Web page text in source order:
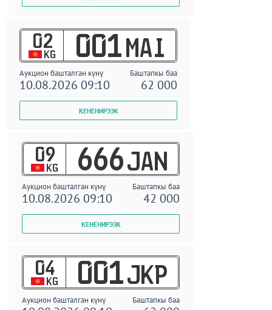
02
KG 001 MAI
Аукцион башталган күнү Баштапкы баа
10.08.2026 09:10 62 000
09
KG 666 JAN
Аукцион башталган күнү Баштапкы баа
10.08.2026 09:10 42 000
04
KG 001 JKP
Аукцион башталган күнү Баштапкы баа